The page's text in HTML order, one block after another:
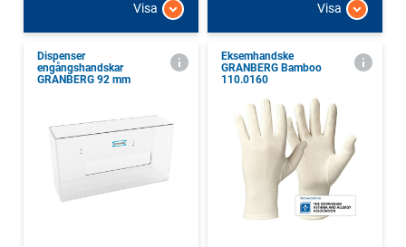
Visa Visa
Dispenser
engångshandskar
GRANBERG 92 mm
Eksemhandske
GRANBERG Bamboo
110.0160